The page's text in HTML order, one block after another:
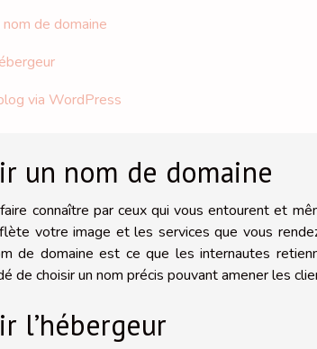
nom de domaine
via WordPress
un nom de domaine
connaître par ceux qui vous entourent et
votre image et les services que vous
de domaine est ce que les internautes
de choisir un nom précis pouvant amener les
l’hébergeur